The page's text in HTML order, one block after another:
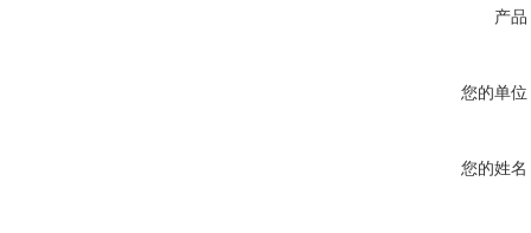
产品
您的单位
您的姓名